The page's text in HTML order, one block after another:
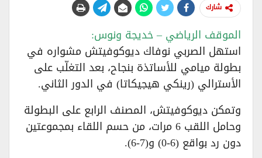
شارك
الموقف الرياضي – خديجة ونوس:
استهل الصربي نوفاك ديوكوفيتش مشواره في
بطولة ميامي للأساتذة بنجاح، بعد التغلّب على
الأسترالي (رينكي هيجيكاتا) في الدور الثاني.
وتمكن ديوكوفيتش، المصنف الرابع على البطولة
وحامل اللقب 6 مرات، من حسم اللقاء بمجموعتين
دون رد بواقع (6-0) و(7-6).